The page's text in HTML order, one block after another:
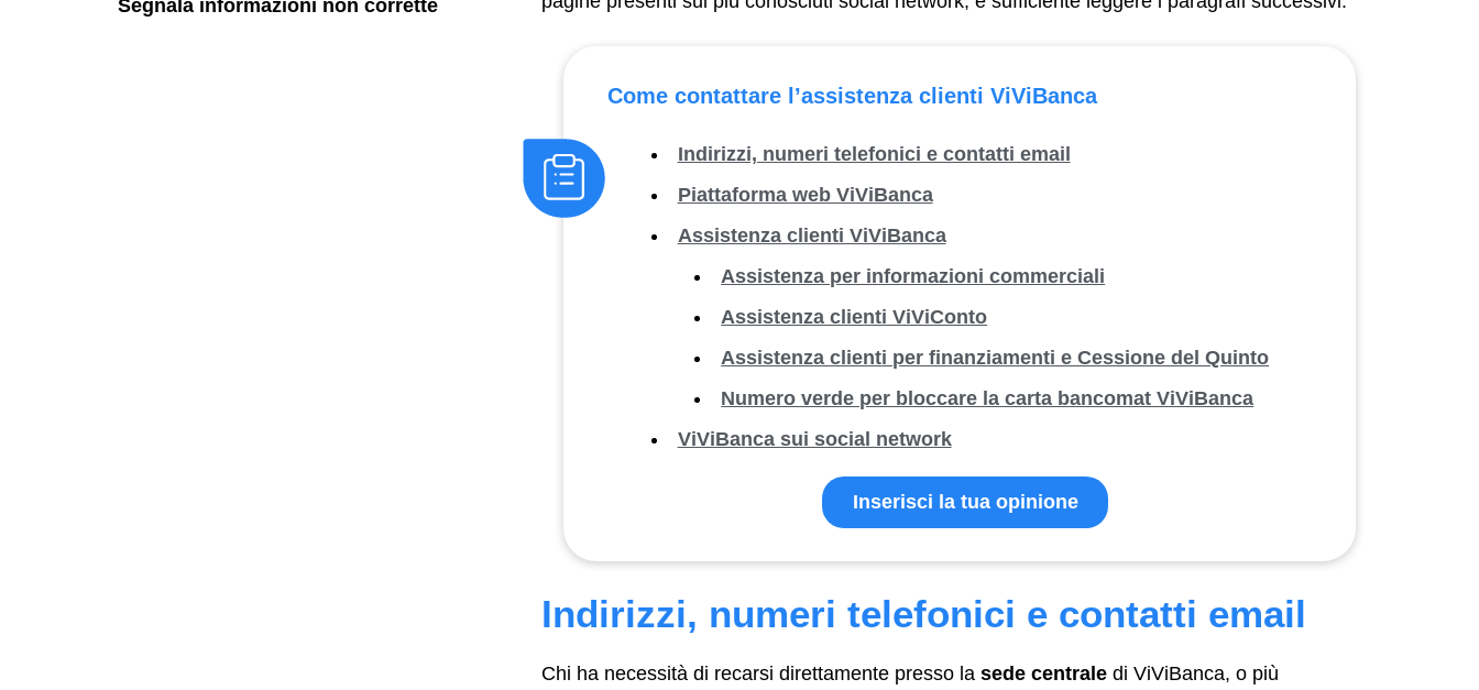
Come contattare l’assistenza clienti ViViBanca
Indirizzi, numeri telefonici e contatti email
Piattaforma web ViViBanca
Assistenza clienti ViViBanca
Assistenza per informazioni commerciali
Assistenza clienti ViViConto
Assistenza clienti per finanziamenti e Cessione del Quinto
Numero verde per bloccare la carta bancomat ViViBanca
ViViBanca sui social network
Inserisci la tua opinione
Indirizzi, numeri telefonici e contatti email
Chi ha necessità di recarsi direttamente presso la sede centrale di ViViBanca, o più
Segnala informazioni non corrette